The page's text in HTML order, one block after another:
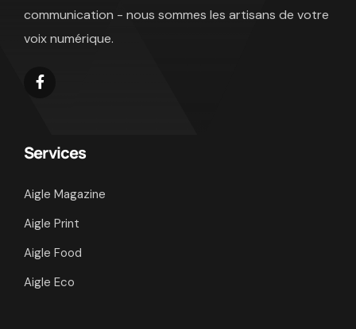
communication - nous sommes les artisans de votre
voix numérique.
Services
Aigle Magazine
Aigle Print
Aigle Food
Aigle Eco